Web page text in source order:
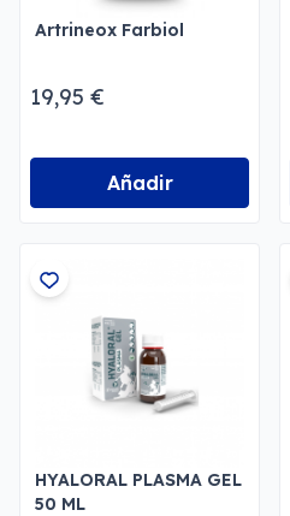
Artrineox Farbiol
19,95 €
Añadir
HYALORAL PLASMA GEL
50 ML